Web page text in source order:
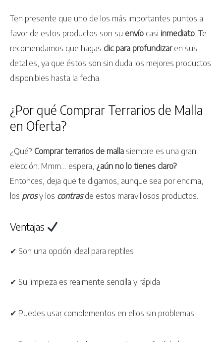
Ten presente que uno de los más importantes puntos a
favor de estos productos son su envío casi inmediato . Te
recomendamos que hagas clic para profundizaren sus
detalles, ya que éstos son sin duda los mejores productos
disponibles hasta la fecha.
¿Por qué Comprar Terrarios de Malla
en Oferta?
¿Qué? Comprar terrarios de malla siempre es una gran
elección. Mmm… espera, ¿aún no lo tienes claro?
Entonces, deja que te digamos, aunque sea por encima,
los prosy los contrasde estos maravillosos productos.
Ventajas
✔ Son una opción ideal para reptiles
✔ Su limpieza es realmente sencilla y rápida
✔ Puedes usar complementos en ellos sin problemas